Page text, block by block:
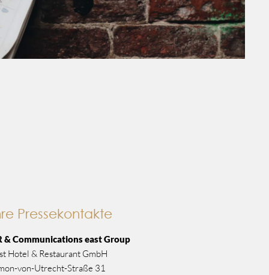
Pressekontakte
& Communications east Group
Hotel & Restaurant GmbH
von-Utrecht-Straße 31